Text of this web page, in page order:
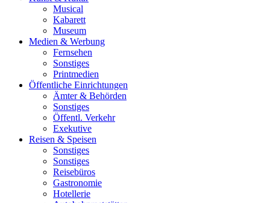
Musical
Kabarett
Museum
Medien & Werbung
Fernsehen
Sonstiges
Printmedien
Öffentliche Einrichtungen
Ämter & Behörden
Sonstiges
Öffentl. Verkehr
Exekutive
Reisen & Speisen
Sonstiges
Sonstiges
Reisebüros
Gastronomie
Hotellerie